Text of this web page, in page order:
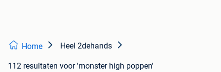
Home Heel 2dehands
112 resultaten voor 'monster high poppen'